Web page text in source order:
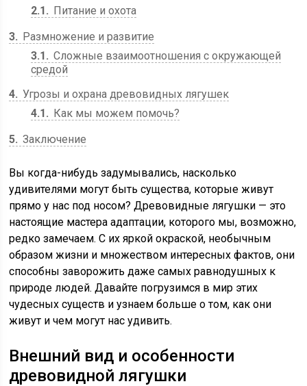
2.1
Питание и охота
3
Размножение и развитие
3.1
Сложные взаимоотношения с окружающей
средой
4 Угрозы и охрана древовидных лягушек
4.1
Как мы можем помочь?
5 Заключение
Вы когда-нибудь задумывались, насколько
удивителями могут быть существа, которые живут
прямо у нас под носом? Древовидные лягушки — это
настоящие мастера адаптации, которого мы, возможно,
редко замечаем. С их яркой окраской, необычным
образом жизни и множеством интересных фактов, они
способны заворожить даже самых равнодушных к
природе людей. Давайте погрузимся в мир этих
чудесных существ и узнаем больше о том, как они
живут и чем могут нас удивить.
Внешний вид и особенности
древовидной лягушки